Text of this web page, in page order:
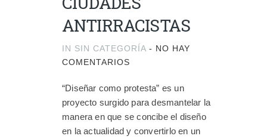
ANTIRRACISTAS
IN SIN CATEGORÍA - NO HAY
COMENTARIOS
“Diseñar como protesta” es un
proyecto surgido para desmantelar la
manera en que se concibe el diseño
en la actualidad y convertirlo en un